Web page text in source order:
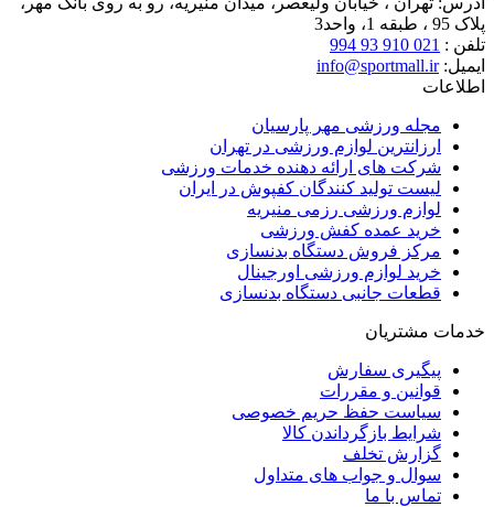
پلاک 95 ، طبقه 1، واحد3
تلفن : 021 910 93 994
ایمیل:info@sportmall.ir
اطلاعات
مجله ورزشی مهر پارسیان
ارزانترین لوازم ورزشی در تهران
شرکت های ارائه دهنده خدمات ورزشی
لیست تولید کنندگان کفپوش در ایران
لوازم ورزشی رزمی منیریه
خرید عمده کفش ورزشی
مرکز فروش دستگاه بدنسازی
خرید لوازم ورزشی اورجینال
قطعات جانبی دستگاه بدنسازی
خدمات مشتریان
پیگیری سفارش
قوانین و مقررات
سیاست حفظ حریم خصوصی
شرایط بازگرداندن کالا
گزارش تخلف
سوال و جواب های متداول
تماس با ما